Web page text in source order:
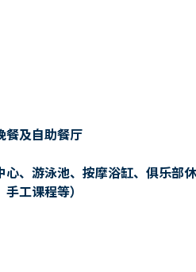
餐及自助餐厅
、游泳池、按摩浴缸、俱乐部休
工课程等）